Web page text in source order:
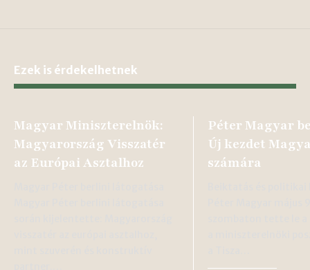
Ezek is érdekelhetnek
Magyar Miniszterelnök:
Magyarország Visszatér
az Európai Asztalhoz
Péter Magyar
Új kezdet
számára